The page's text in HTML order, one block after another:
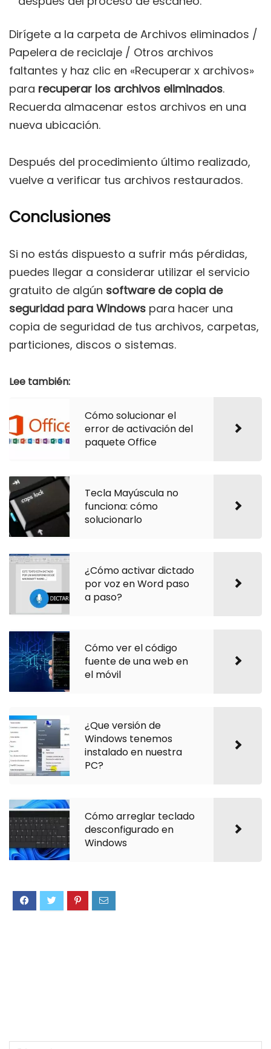
Dirígete a la carpeta de Archivos eliminados /
Papelera de reciclaje / Otros archivos
faltantes y haz clic en «Recuperar x archivos»
para recuperar los archivos eliminados.
Recuerda almacenar estos archivos en una
nueva ubicación.
Después del procedimiento último realizado,
vuelve a verificar tus archivos restaurados.
Conclusiones
Si no estás dispuesto a sufrir más pérdidas,
puedes llegar a considerar utilizar el servicio
gratuito de algún software de copia de
seguridad para Windows para hacer una
copia de seguridad de tus archivos, carpetas,
particiones, discos o sistemas.
Lee también:
Cómo solucionar el
error de activación del
paquete Office
Tecla Mayúscula no
funciona: cómo
solucionarlo
¿Cómo activar dictado
por voz en Word paso
a paso?
Cómo ver el código
fuente de una web en
el móvil
¿Que versión de
Windows tenemos
instalado en nuestra
PC?
Cómo arreglar teclado
desconfigurado en
Windows